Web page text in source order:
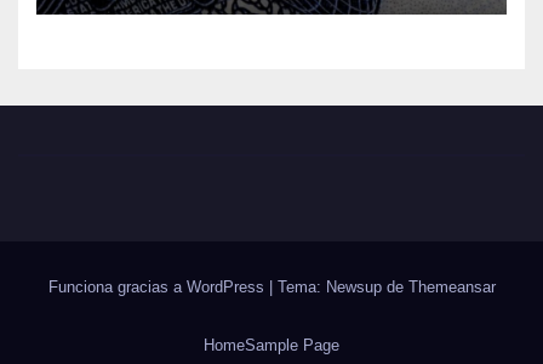
Canadá
Funciona gracias a WordPress | Tema: Newsup de Themeansar
HomeSample Page